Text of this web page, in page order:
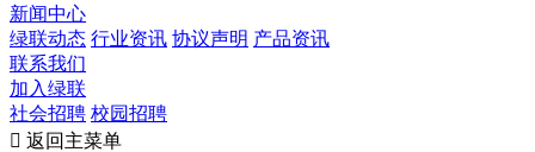
新闻中心
绿联动态 行业资讯 协议声明 产品资讯
联系我们
加入绿联
社会招聘 校园招聘
 返回主菜单